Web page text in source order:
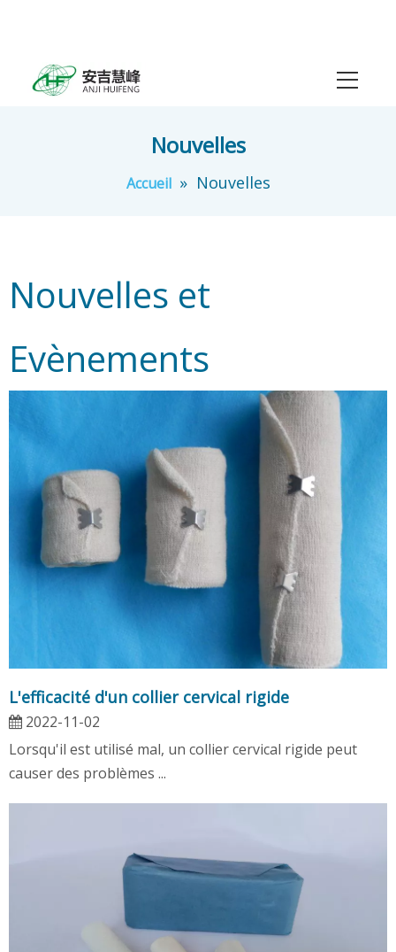
Nouvelles
Accueil » Nouvelles
Nouvelles et
Evènements
L'efficacité d'un collier cervical rigide
2022-11-02
Lorsqu'il est utilisé mal, un collier cervical rigide peut
causer des problèmes ...